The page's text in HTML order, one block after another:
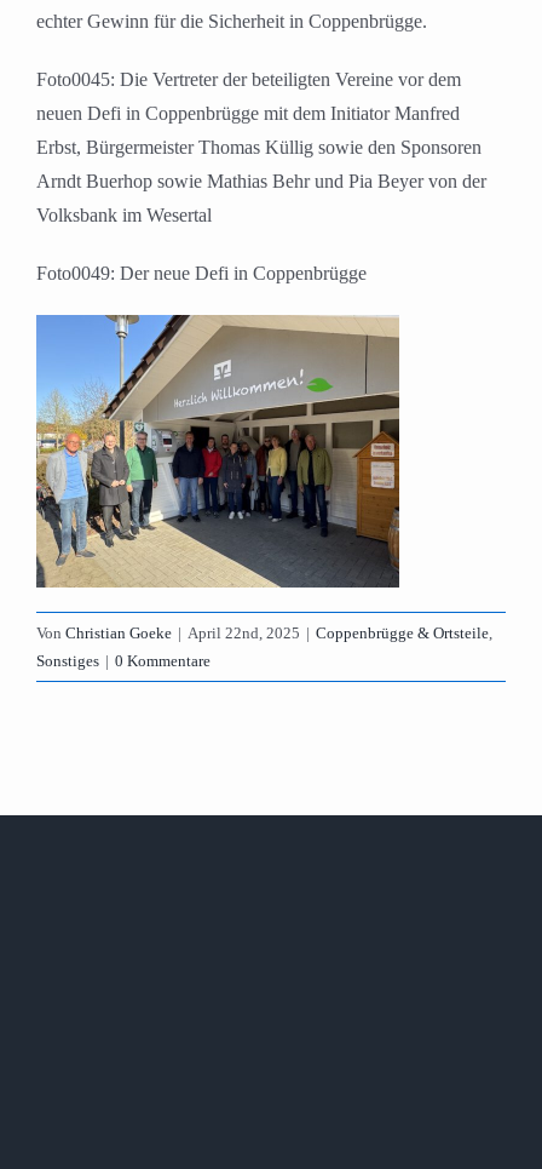
echter Gewinn für die Sicherheit in Coppenbrügge.
Foto0045: Die Vertreter der beteiligten Vereine vor dem
neuen Defi in Coppenbrügge mit dem Initiator Manfred
Erbst, Bürgermeister Thomas Küllig sowie den Sponsoren
Arndt Buerhop sowie Mathias Behr und Pia Beyer von der
Volksbank im Wesertal
Foto0049: Der neue Defi in Coppenbrügge
Von Christian Goeke | April 22nd, 2025 | Coppenbrügge & Ortsteile,
Sonstiges | 0 Kommentare